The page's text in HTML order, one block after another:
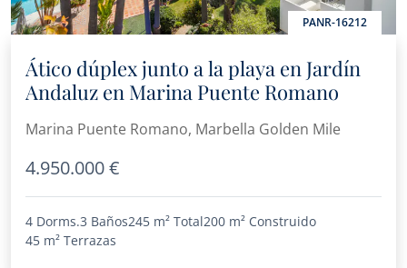
PANR-16212
Ático dúplex junto a la playa en Jardín
Andaluz en Marina Puente Romano
Marina Puente Romano, Marbella Golden Mile
4.950.000 €
4 Dorms.3 Baños245 m² Total200 m² Construido
45 m² Terrazas